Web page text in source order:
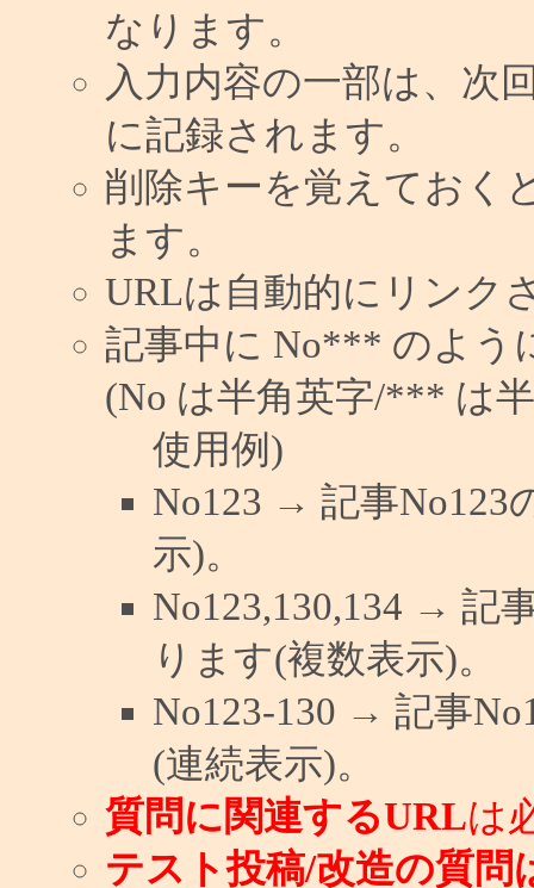
なります。
入力内容の一部は、次
に記録されます。
削除キーを覚えておく
ます。
URLは自動的にリンク
記事中に No*** のよう
(No は半角英字/*** は
使用例)
No123 → 記事No123
示)。
No123,130,134 → 記
ります(複数表示)。
No123-130 → 記事
(連続表示)。
質問に関連するURLは
テスト投稿/改造の質問